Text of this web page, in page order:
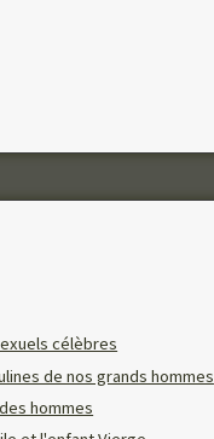
célèbres
de nos grands hommes
hommes